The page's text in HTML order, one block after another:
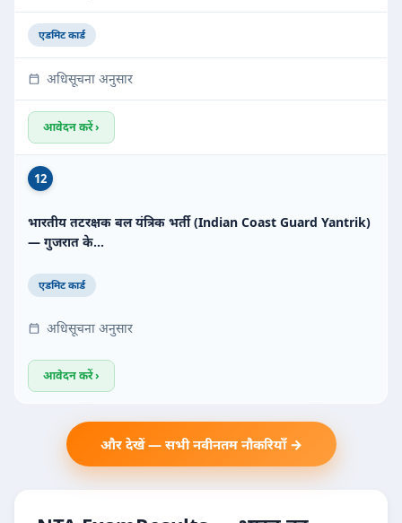
एडमिट कार्ड
अधिसूचना अनुसार
आवेदन करें ›
12
भारतीय तटरक्षक बल यंत्रिक भर्ती (Indian Coast Guard Yantrik)
— गुजरात के…
एडमिट कार्ड
अधिसूचना अनुसार
आवेदन करें ›
और देखें — सभी नवीनतम नौकरियाँ →